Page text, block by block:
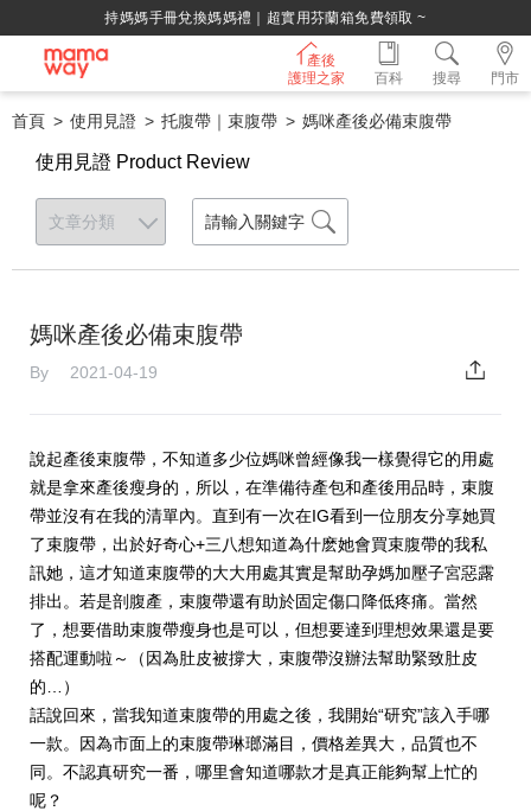
綁定LINE好友，500購物金立即折！
產後
護理之家
門市
百科 搜尋
首頁 使用見證 托腹帶｜束腹帶 媽咪產後必備束腹帶
使用見證 Product Review
媽咪產後必備束腹帶
By 2021-04-19
說起產後束腹帶，不知道多少位媽咪曾經像我一樣覺得它的用處
就是拿來產後瘦身的，所以，在準備待產包和產後用品時，束腹
帶並沒有在我的清單內。直到有一次在IG看到一位朋友分享她買
了束腹帶，出於好奇心+三八想知道為什麽她會買束腹帶的我私
訊她，這才知道束腹帶的大大用處其實是幫助孕媽加壓子宮惡露
排出。若是剖腹產，束腹帶還有助於固定傷口降低疼痛。當然
了，想要借助束腹帶瘦身也是可以，但想要達到理想效果還是要
搭配運動啦～（因為肚皮被撐大，束腹帶沒辦法幫助緊致肚皮
的…）
話說回來，當我知道束腹帶的用處之後，我開始“研究”該入手哪
一款。因為市面上的束腹帶琳瑯滿目，價格差異大，品質也不
同。不認真研究一番，哪里會知道哪款才是真正能夠幫上忙的
呢？